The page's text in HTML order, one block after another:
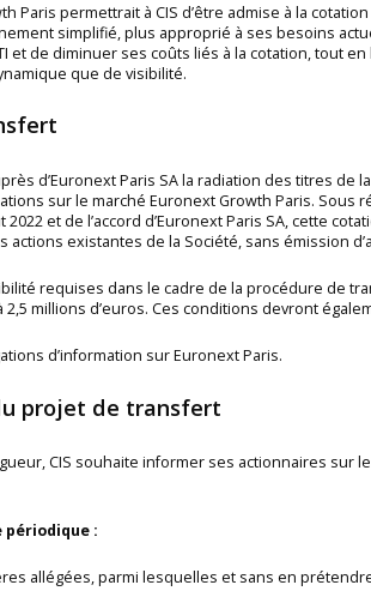
Paris permettrait à CIS d’être admise à la
simplifié, plus approprié à ses besoins
et de diminuer ses coûts liés à la cotation, tout
que de visibilité.
d’Euronext Paris SA la radiation des titres de
sur le marché Euronext Growth Paris. Sous
et de l’accord d’Euronext Paris SA, cette
actions existantes de la Société, sans émission
requises dans le cadre de la procédure de
millions d’euros. Ces conditions devront
d’information sur Euronext Paris.
projet de transfert
CIS souhaite informer ses actionnaires sur
périodique :
allégées, parmi lesquelles et sans en